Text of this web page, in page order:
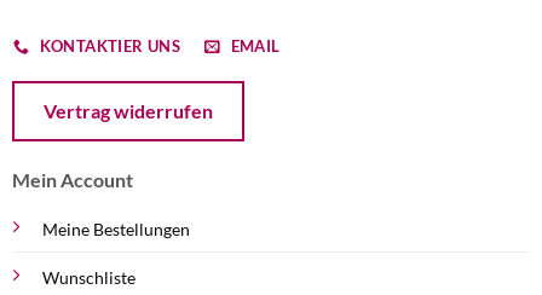
KONTAKTIER UNS EMAIL
Vertrag widerrufen
Mein Account
Meine Bestellungen
Wunschliste